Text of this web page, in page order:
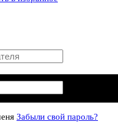
Забыли свой пароль?